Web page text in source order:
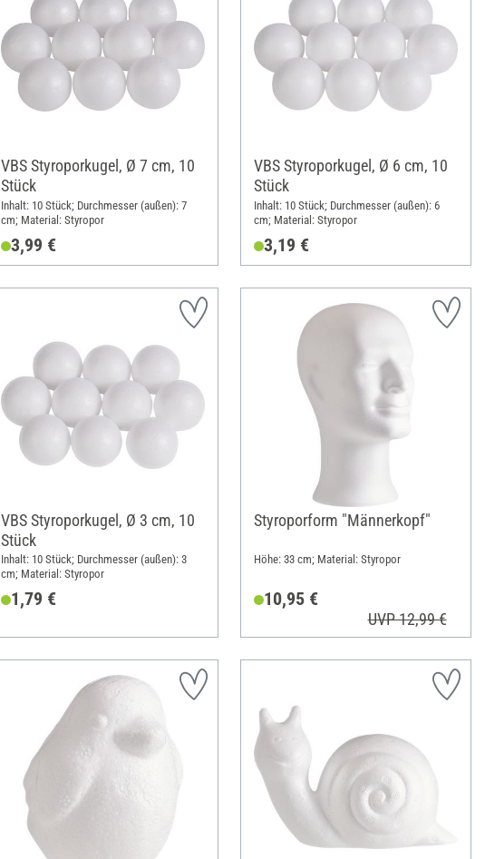
VBS Styroporkugel, Ø 7 cm, 10
Stück
Inhalt: 10 Stück; Durchmesser (außen): 7
cm; Material: Styropor
3,99 €
VBS Styroporkugel, Ø 6 cm, 10
Stück
Inhalt: 10 Stück; Durchmesser (außen): 6
cm; Material: Styropor
3,19 €
VBS Styroporkugel, Ø 3 cm, 10
Stück
Inhalt: 10 Stück; Durchmesser (außen): 3
cm; Material: Styropor
1,79 €
Styroporform "Männerkopf"
Höhe: 33 cm; Material: Styropor
10,95 €
UVP 12,99 €